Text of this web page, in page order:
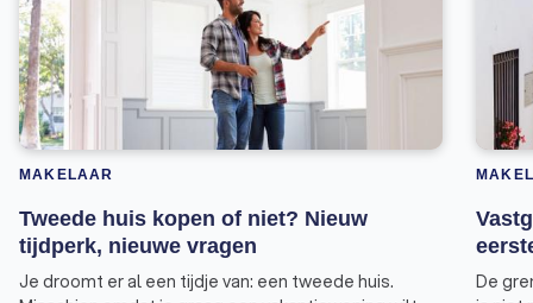
MAKELAAR
Tweede huis kopen of niet? Nieuw
tijdperk, nieuwe vragen
Je droomt er al een tijdje van: een tweede huis.
De